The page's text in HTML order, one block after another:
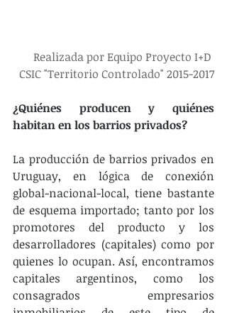
Realizada por Equipo Proyecto I+D
CSIC "Territorio Controlado" 2015-2017
¿Quiénes producen y quiénes
habitan en los barrios privados?
La producción de barrios privados en
Uruguay, en lógica de conexión
global-nacional-local, tiene bastante
de esquema importado; tanto por los
promotores del producto y los
desarrolladores (capitales) como por
quienes lo ocupan. Así, encontramos
capitales argentinos, como los
consagrados empresarios